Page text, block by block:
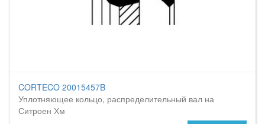
CORTECO 20015457B
Уплотняющее кольцо, распределительный вал на
Ситроен Хм